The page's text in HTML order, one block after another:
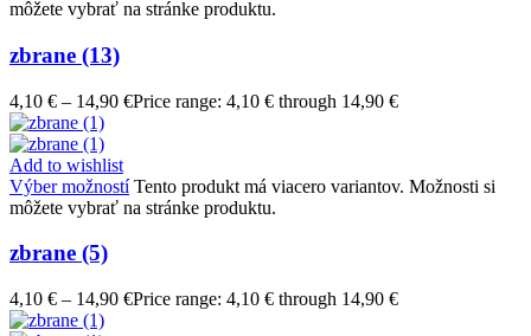
môžete vybrať na stránke produktu.
zbrane (13)
4,10 € – 14,90 €Price range: 4,10 € through 14,90 €
Add to wishlist
Výber možností Tento produkt má viacero variantov. Možnosti si
môžete vybrať na stránke produktu.
zbrane (5)
4,10 € – 14,90 €Price range: 4,10 € through 14,90 €